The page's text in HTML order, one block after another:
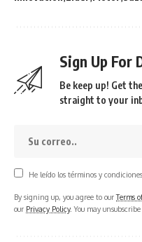
Sign Up For
Be keep up! Get
straight to your
He leído los términos y condiciones.
By signing up, you agree to ourTerms
our Privacy Policy. You may